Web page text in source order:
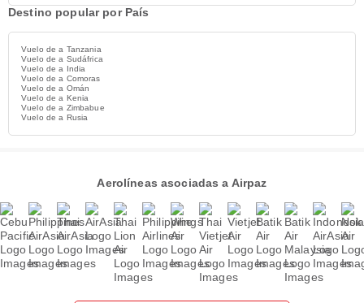
Destino popular por País
Vuelo de a Tanzania
Vuelo de a Sudáfrica
Vuelo de a India
Vuelo de a Comoras
Vuelo de a Omán
Vuelo de a Kenia
Vuelo de a Zimbabue
Vuelo de a Rusia
Aerolíneas asociadas a Airpaz